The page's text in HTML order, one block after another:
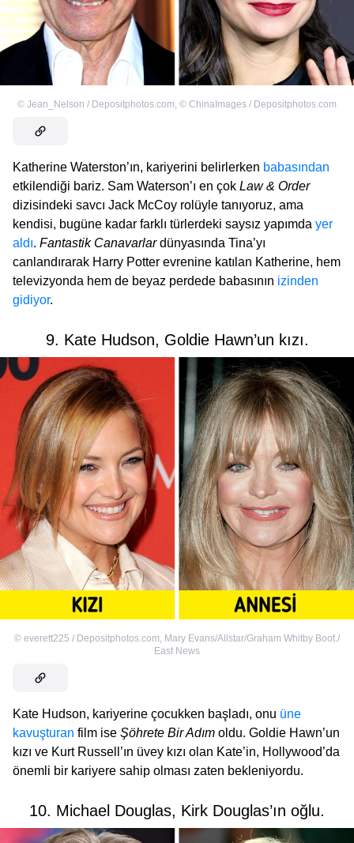
© Jean_Nelson / Depositphotos.com, © ChinaImages / Depositphotos.com
Katherine Waterston’ın, kariyerini belirlerken babasından
etkilendiği bariz. Sam Waterson’ı en çok Law & Order
dizisindeki savcı Jack McCoy rolüyle tanıyoruz, ama
kendisi, bugüne kadar farklı türlerdeki saysız yapımda yer
aldı. Fantastik Canavarlardünyasında Tina’yı
canlandırarak Harry Potter evrenine katılan Katherine, hem
televizyonda hem de beyaz perdede babasının izinden
gidiyor.
9. Kate Hudson, Goldie Hawn’un kızı.
© everett225 / Depositphotos.com Mary Evans/Allstar/Graham Whitby Boot./
East News
Kate Hudson, kariyerine çocukken başladı, onu üne
kavuşturan film ise Şöhrete Bir Adım oldu. Goldie Hawn’un
kızı ve Kurt Russell’ın üvey kızı olan Kate’in, Hollywood’da
önemli bir kariyere sahip olması zaten bekleniyordu.
10. Michael Douglas, Kirk Douglas’ın oğlu.